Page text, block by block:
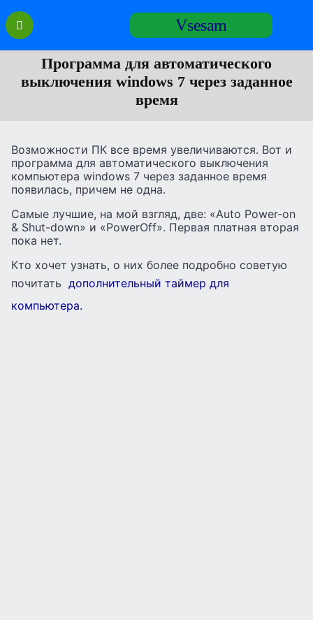
Перейти
содержанию
Vsesam
Программа для автоматического
выключения windows 7 через заданное
время
Возможности ПК все время увеличиваются. Вот и
программа для автоматического выключения
компьютера windows 7 через заданное время
появилась, причем не одна.
Самые лучшие, на мой взгляд, две: «Auto Power-on
& Shut-down» и «PowerOff». Первая платная вторая
пока нет.
Кто хочет узнать, о них более подробно советую
почитать дополнительный таймер для
компьютера.